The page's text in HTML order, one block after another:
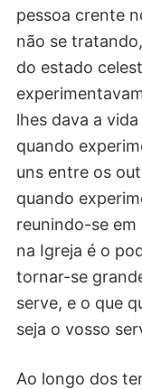
pessoa crente
não se
do estado
lhes dava a
quando
uns entre os
quando
reunindo-se
na Igreja é o
tornar-se
serve, e o que
seja o vosso
Ao longo dos